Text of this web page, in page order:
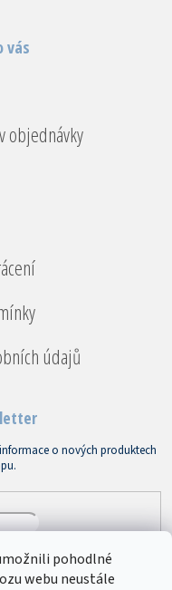
pohodlné
webu neustále
vás
objednávky
údajů
o nových produktech